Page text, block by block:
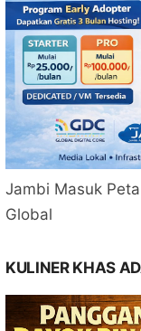
Jambi Masuk
Global
KULINER KHAS